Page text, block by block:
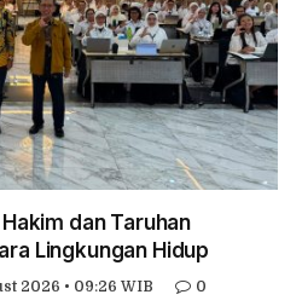
dan Taruhan
Lingkungan Hidup
2026 • 09:26 WIB 0